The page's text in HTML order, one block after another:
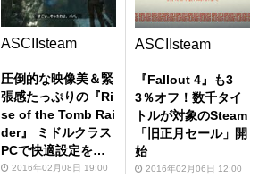
ASCIIsteam
圧倒的な映像美＆緊
張感たっぷりの『Ri
se of the Tomb Rai
der』 ミドルクラス
PCで快適設定を探
る！2016年02月08日 19:00
ASCIIsteam
『Fallout 4』も3
3％オフ！数千タイ
トルが対象のSteam
「旧正月セール」開
始
2016年02月06日 12:00